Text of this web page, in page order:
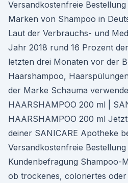
Versandkostenfreie
Marken von Shampoo in
Laut der Verbrauchs- und
Jahr 2018 rund 16 Prozent
letzten drei Monaten vor der
Haarshampoo,
der Marke Schauma
HAARSHAMPOO 200 ml |
HAARSHAMPOO 200 ml
deiner SANICARE Apotheke
Versandkostenfreie
Kundenbefragung Shampoo-
ob trockenes, coloriertes